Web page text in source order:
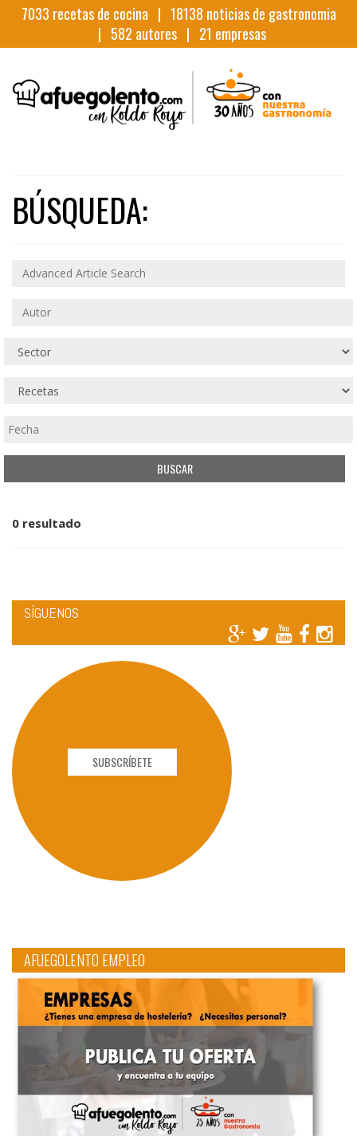
7033 recetas de cocina | 18138 noticias de gastronomia
| 582 autores | 21 empresas
BÚSQUEDA:
0 resultado
SÍGUENOS
SUBSCRÍBETE
AFUEGOLENTO EMPLEO